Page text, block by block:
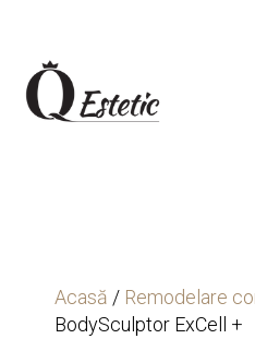
Acasă / Remodelare
BodySculptor ExCell +